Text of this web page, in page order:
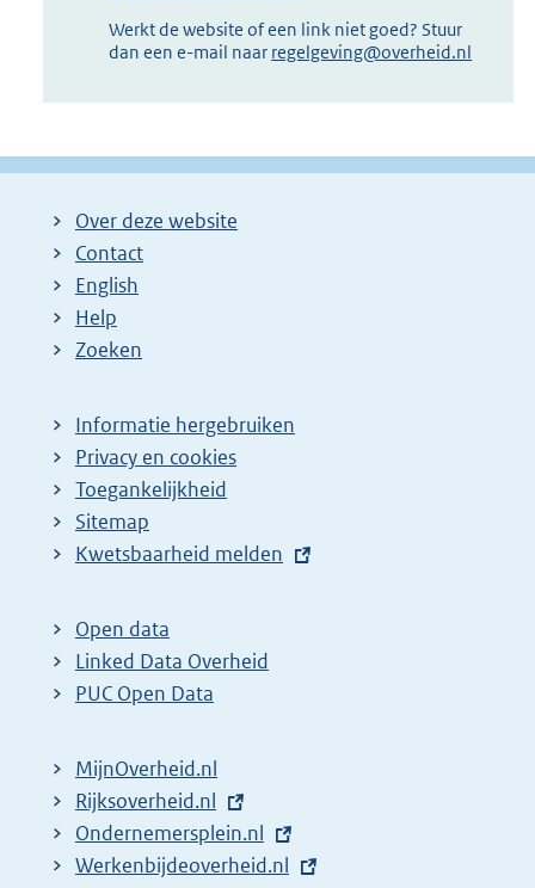
Werkt de website of een link niet goed? Stuur
dan een e-mail naar regelgeving@overheid.nl
Over deze website
Contact
English
Help
Zoeken
Informatie hergebruiken
Privacy en cookies
Toegankelijkheid
Sitemap
E
t
e
r
l
i
n
k
Kwetsbaarheid melden
Open data
Linked Data Overheid
PUC Open Data
MijnOverheid.nl
E
x
t
Rijksoverheid.nl
E
x
Ondernemersplein.nl
E
Werkenbijdeoverheid.nl